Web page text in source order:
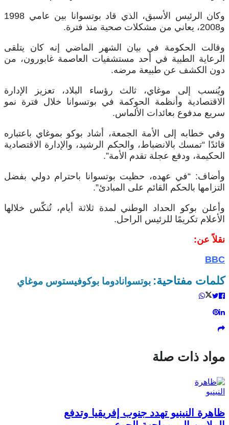
وكان الرئيس الأسبق، الذي قاد بوتسوانا بين عامي 1998
و2008، يعاني من مشكلات صحية منذ فترة.
وقالت الحكومة في بيان الشهر الماضي إنه كان يتلقى
الرعاية الطبية في أحد مستشفيات العاصمة غابورون، من
دون الكشف عن طبيعة مرضه.
ويُنسب إلى موغاي، ثالث رؤساء البلاد، تعزيز الإدارة
الاقتصادية وأنظمة الحوكمة في بوتسوانا خلال فترة نمو
سريع مدفوع بعائدات الألماس.
وفي خطابه إلى الأمة الجمعة، أشاد بوكو بموغاي باعتباره
قائدًا “تمسك بالانضباط، والحكم الرشيد، والإدارة الاقتصادية
الحكيمة، ودفع عجلة تقدم الأمة”.
وأضاف: “في عهده، حظيت بوتسوانا باحترام دولي بفضل
التزامها بالحكم القائم على المبادئ”.
وأعلن بوكو الحداد الوطني لمدة ثلاثة أيام، تُنكّس خلالها
الأعلام تكريمًا للرئيس الراحل.
نقلاً عن:
BBC
كلمات مفتاحية: بوتسوانادوما بوكوفيستوس موغاي
مواد ذات صلة
ظاهرة النينيو تهدد جنوب إفريقيا وتدفع